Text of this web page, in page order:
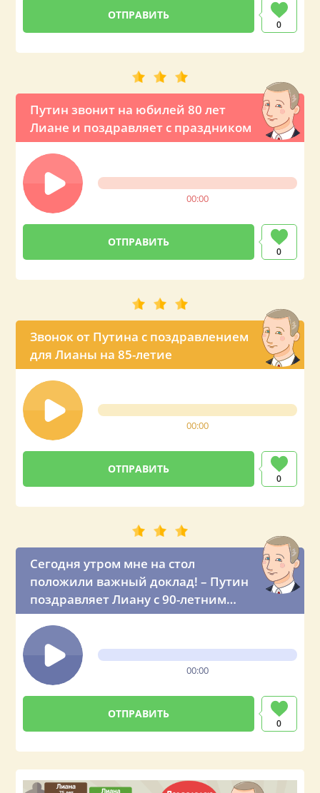
0
Путин звонит на юбилей 80 лет
Лиане и поздравляет с праздником
00:00
0
Звонок от Путина с поздравлением
для Лианы на 85-летие
00:00
0
Сегодня утром мне на стол
положили важный доклад! – Путин
поздравляет Лиану с 90-летним
юбилеем
00:00
0